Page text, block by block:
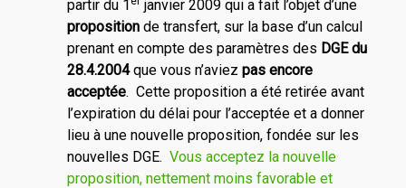
partir du 1
janvier 2009 qui a fait l’objet d’une
propositionde transfert, sur la base d’un calcul
prenant en compte des paramètres des DGE du
28.4.2004que vous n’aviez pas encore
acceptée. Cette proposition a été retirée avant
l’expiration du délai pour l’acceptée et a donner
lieu à une nouvelle proposition, fondée sur les
nouvelles DGE. Vous acceptez la nouvelle
proposition, nettement moins favorable et